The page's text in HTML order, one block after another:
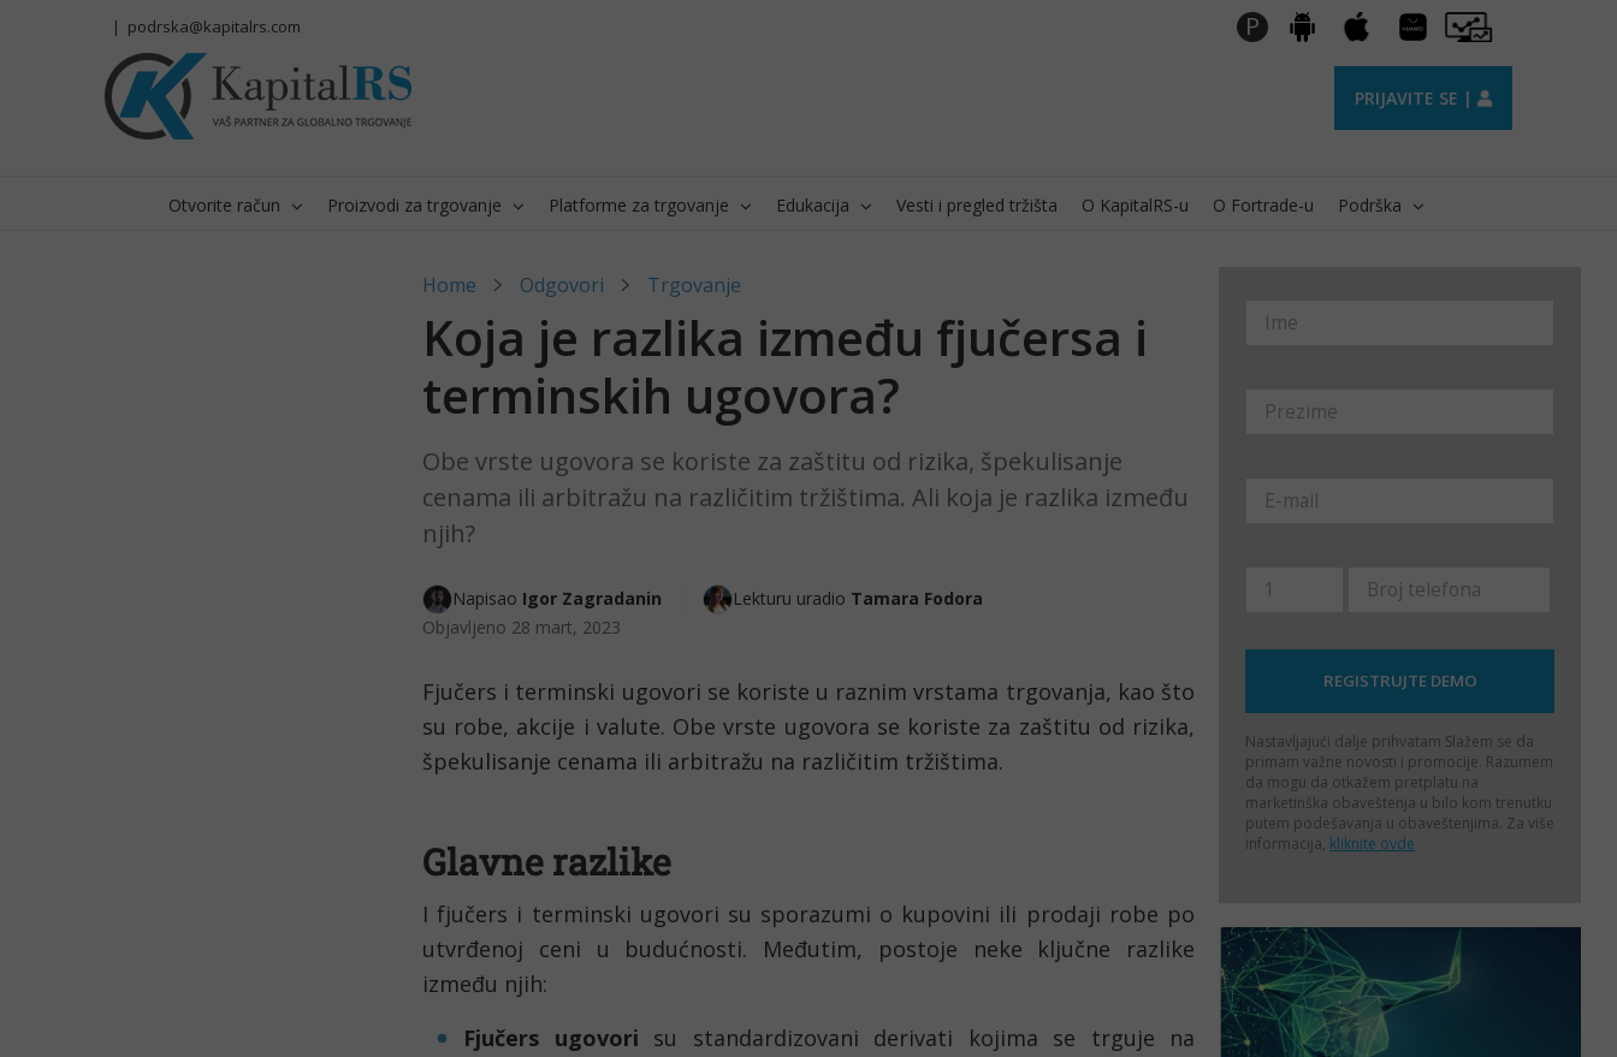
| podrska@kapitalrs.com P Android Apple
Huawei
AppGallery
Pro
Trader
PRIJAVITE SE |
Otvorite račun Proizvodi za trgovanje Platforme za trgovanje Edukacija Vesti i pregled tržišta O KapitalRS-u O Fortrade-u Podrška
Home Odgovori Trgovanje
Koja je razlika između fjučersa i
terminskih ugovora?
Obe vrste ugovora se koriste za zaštitu od rizika, špekulisanje
cenama ili arbitražu na različitim tržištima. Ali koja je razlika između
njih?
Napisao Igor Zagradanin Lekturu uradio Tamara Fodora
Objavljeno 28 mart, 2023
Fjučers i terminski ugovori se koriste u raznim vrstama trgovanja, kao što
su robe, akcije i valute. Obe vrste ugovora se koriste za zaštitu od rizika,
špekulisanje cenama ili arbitražu na različitim tržištima.
Glavne razlike
I fjučers i terminski ugovori su sporazumi o kupovini ili prodaji robe po
utvrđenoj ceni u budućnosti. Međutim, postoje neke ključne razlike
između njih:
Fjučers ugovori su standardizovani derivati kojima se trguje na
Nastavljajući dalje prihvatam Slažem se da
primam važne novosti i promocije. Razumem
da mogu da otkažem pretplatu na
marketinška obaveštenja u bilo kom trenutku
putem podešavanja u obaveštenjima. Za više
informacija, kliknite ovde